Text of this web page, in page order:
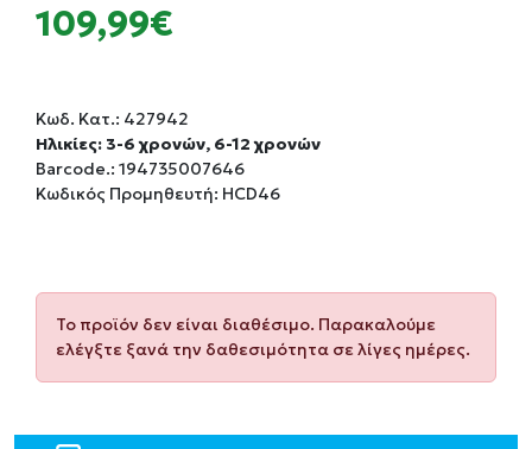
109,99€
Κωδ. Κατ.: 427942
Ηλικίες: 3-6 χρονών, 6-12 χρονών
Barcode.: 194735007646
Κωδικός Προμηθευτή: HCD46
Το προϊόν δεν είναι διαθέσιμο. Παρακαλούμε
ελέγξτε ξανά την δαθεσιμότητα σε λίγες ημέρες.